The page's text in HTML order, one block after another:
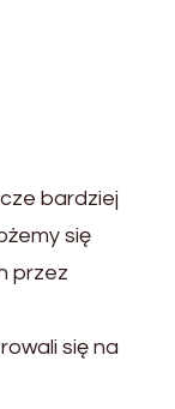
bardziej
się
przez
się na